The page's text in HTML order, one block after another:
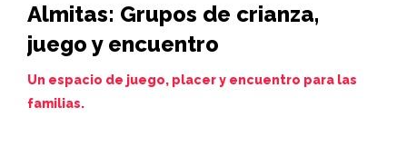
Almitas: Grupos de crianza,
juego y encuentro
Un espacio de juego, placer y encuentro para las
familias.